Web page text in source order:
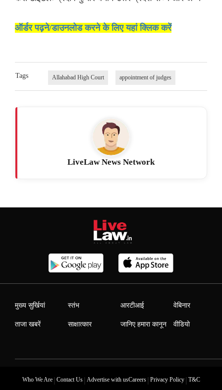
ऑर्डर पढ़ने/डाउनलोड करने के लिए यहां क्लिक करें
Tags Allahabad High Court appointment of judges
LiveLaw News Network
मुख्य सुर्खियां
ताजा खबरें
स्तंभ
साक्षात्कार
आरटीआई
जानिए हमारा कानून
वेबिनार
वीडियो
Who We Are| Contact Us| Advertise with usCareers| Privacy Policy| T&C